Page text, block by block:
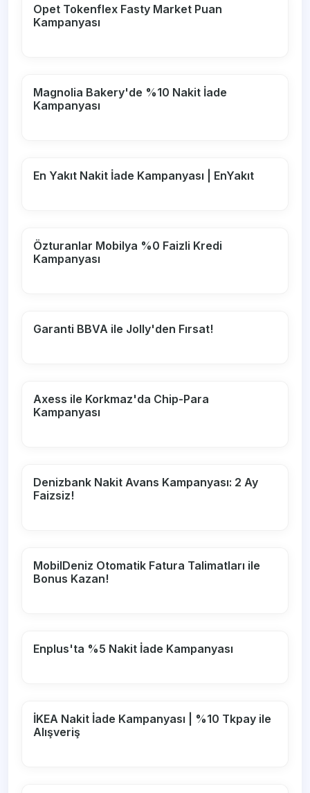
Opet Tokenflex Fasty Market Puan
Kampanyası
Magnolia Bakery'de %10 Nakit İade
Kampanyası
En Yakıt Nakit İade Kampanyası | EnYakıt
Özturanlar Mobilya %0 Faizli Kredi
Kampanyası
Garanti BBVA ile Jolly'den Fırsat!
Axess ile Korkmaz'da Chip-Para
Kampanyası
Denizbank Nakit Avans Kampanyası: 2 Ay
Faizsiz!
MobilDeniz Otomatik Fatura Talimatları ile
Bonus Kazan!
Enplus'ta %5 Nakit İade Kampanyası
İKEA Nakit İade Kampanyası | %10 Tkpay ile
Alışveriş